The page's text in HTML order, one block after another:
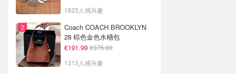
1823人感兴趣
Coach COACH BROOKLYN
28 棕色金色水桶包
€191.99 €375.00
1313人感兴趣